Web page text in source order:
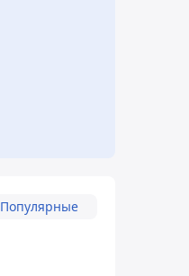
Популярные